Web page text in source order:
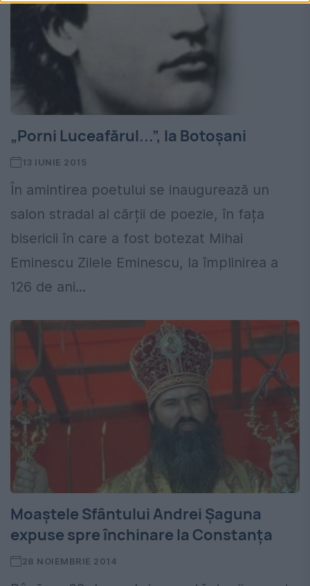
„Porni Luceafărul...”, la Botoșani
13 IUNIE 2015
În amintirea poetului se inaugurează un
salon stradal al cărții de poezie, în fața
bisericii în care a fost botezat Mihai
Eminescu Zilele Eminescu, la împlinirea a
126 de ani...
Moaştele Sfântului Andrei Şaguna
expuse spre închinare la Constanţa
28 NOIEMBRIE 2014